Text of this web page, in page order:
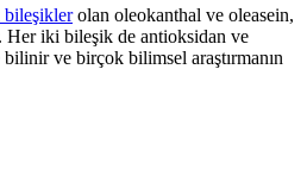
olan oleokanthal ve oleasein,
Her iki bileşik de antioksidan ve
ve birçok bilimsel araştırmanın